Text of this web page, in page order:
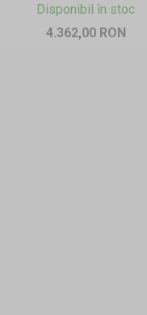
Disponibil în stoc
4.362,00 RON